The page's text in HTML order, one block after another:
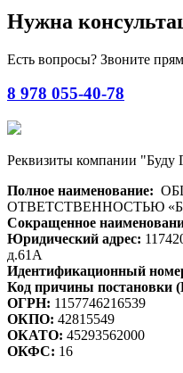
Нужна
Есть вопросы? Звоните
8 978 055-40-78
Реквизиты компании "Буду
Полное наименование:
ОТВЕТСТВЕННОСТЬЮ
Сокращенное
Юридический адрес:
д.61А
Идентификационный
Код причины постановки
ОГРН: 1157746216539
ОКПО: 42815549
ОКАТО: 45293562000
ОКФС: 16